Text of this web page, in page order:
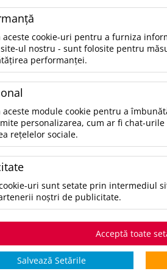
Made from GRS
combines style with
SKU:UPD13012406
CATEGORII:
SELECTAŢI CULOAREA
*stoc pe toate culorile:
STOCURI pentru
aceste cookie-uri pentru a furniza
ul nostru - sunt folosite pentru
performanței.
aceste module cookie pentru a
personalizarea, cum ar fi chat-
rețelelor sociale.
uri sunt setate prin intermediul
noștri de publicitate.
Acceptă toate
Salvează Setările